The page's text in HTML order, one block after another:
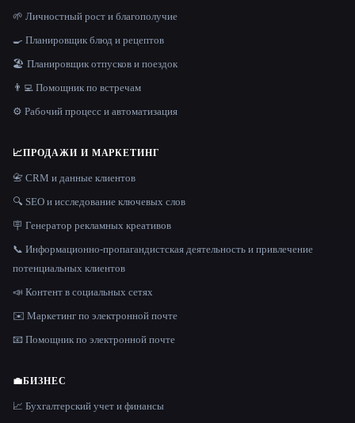
🌱 Личностный рост и благополучие
🍳 Планировщик блюд и рецептов
🏖 Планировщик отпусков и поездок
👨‍💻 Помощник по встречам
⚙️ Рабочий процесс и автоматизация
📈ПРОДАЖИ И МАРКЕТИНГ
📇 CRM и данные клиентов
🔍 SEO и исследование ключевых слов
🪧 Генератор рекламных креативов
📞 Информационно-пропагандистская деятельность и привлечение
потенциальных клиентов
📣 Контент в социальных сетях
✉️ Маркетинг по электронной почте
📧 Помощник по электронной почте
💼БИЗНЕС
📈 Бухгалтерский учет и финансы